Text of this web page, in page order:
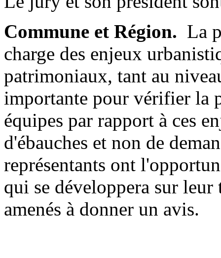
Commune et Région. La
charge des enjeux
patrimoniaux, tant au
importante pour vérifier la
équipes par rapport à ces
d'ébauches et non de
représentants ont
qui se développera sur
amenés à donner un avis.